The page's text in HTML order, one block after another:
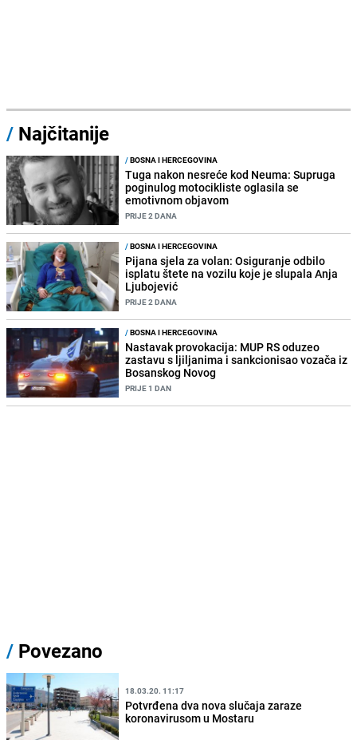
/ Najčitanije
/BOSNA I HERCEGOVINA
Tuga nakon nesreće kod Neuma: Supruga
poginulog motocikliste oglasila se
emotivnom objavom
PRIJE 2 DANA
/BOSNA I HERCEGOVINA
Pijana sjela za volan: Osiguranje odbilo
isplatu štete na vozilu koje je slupala Anja
Ljubojević
PRIJE 2 DANA
/BOSNA I HERCEGOVINA
Nastavak provokacija: MUP RS oduzeo
zastavu s ljiljanima i sankcionisao vozača iz
Bosanskog Novog
PRIJE 1 DAN
/ Povezano
18.03.20. 11:17
Potvrđena dva nova slučaja zaraze
koronavirusom u Mostaru